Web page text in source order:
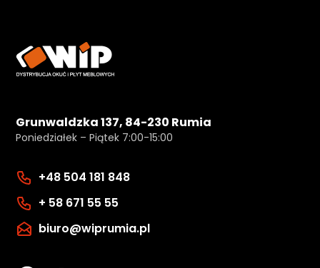
Grunwaldzka 137, 84-230 Rumia
Poniedziałek – Piątek 7:00-15:00
+48 504 181 848
+ 58 671 55 55
biuro@wiprumia.pl